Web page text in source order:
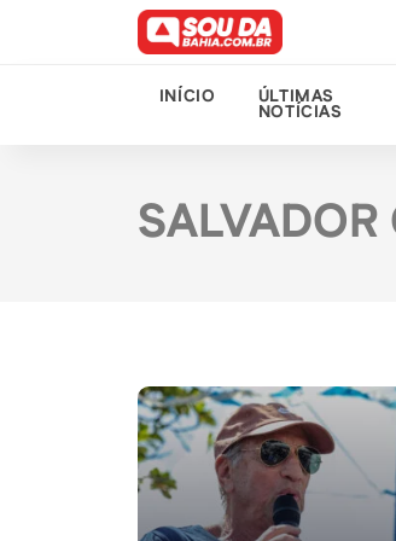
INÍCIO ÚLTIMAS
NOTÍCIAS